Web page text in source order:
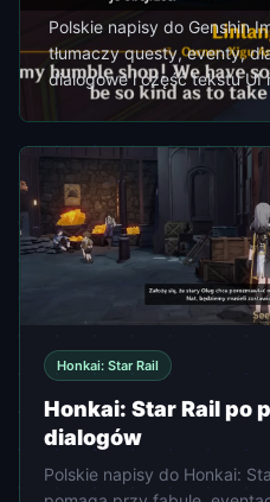
Polskie napisy do Genshin
tłumaczy questy, eventy,
dialogowe i część tekstu UI
Honkai: Star Rail
Honkai: Star Rail po
dialogów
Polskie napisy do Honkai: